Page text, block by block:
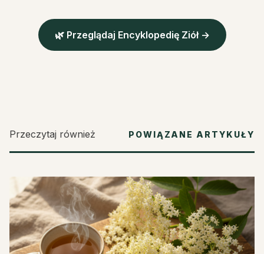
🌿 Przeglądaj Encyklopedię Ziół →
Przeczytaj również POWIĄZANE ARTYKUŁY